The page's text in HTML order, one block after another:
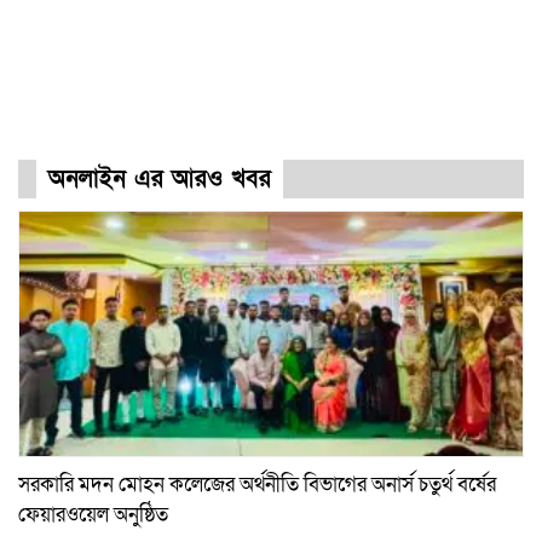
অনলাইন এর আরও খবর
সরকারি মদন মোহন কলেজের অর্থনীতি বিভাগের অনার্স চতুর্থ বর্ষের
ফেয়ারওয়েল অনুষ্ঠিত